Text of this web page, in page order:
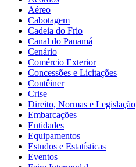
Aéreo
Cabotagem
Cadeia do Frio
Canal do Panamá
Cenário
Comércio Exterior
Concessões e Licitações
Contêiner
Crise
Direito, Normas e Legislação
Embarcações
Entidades
Equipamentos
Estudos e Estatísticas
Eventos